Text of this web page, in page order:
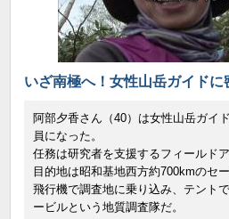
いざ南極へ！女性山岳ガイドに
阿部夕香さん（40）は女性山岳ガイ
員になった。
任務は研究者を支援するフィールドア
目的地は昭和基地西方約700kmのセ
飛行機で調査地に乗り込み、テント
ービルという地質調査隊だ。